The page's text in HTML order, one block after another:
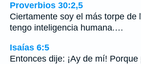
Proverbios 30:2,5
Ciertamente soy el más torpe de
tengo inteligencia humana.…
Isaías 6:5
Entonces dije: ¡Ay de mí! Porque